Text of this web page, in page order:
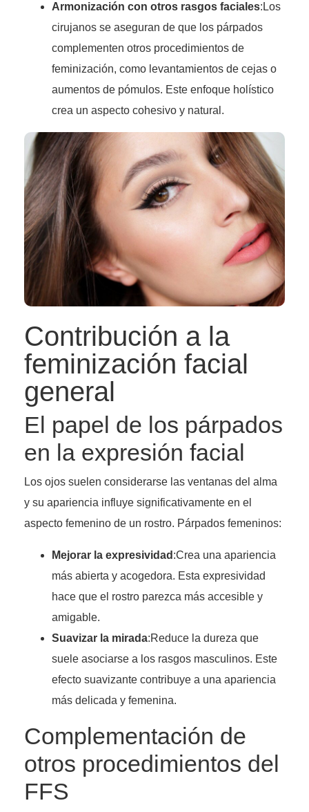
Armonización con otros rasgos faciales:Los
cirujanos se aseguran de que los párpados
complementen otros procedimientos de
feminización, como levantamientos de cejas o
aumentos de pómulos. Este enfoque holístico
crea un aspecto cohesivo y natural.
Contribución a la
feminización facial
general
El papel de los párpados
en la expresión facial
Los ojos suelen considerarse las ventanas del alma
y su apariencia influye significativamente en el
aspecto femenino de un rostro. Párpados femeninos:
Mejorar la expresividad :Crea una apariencia
más abierta y acogedora. Esta expresividad
hace que el rostro parezca más accesible y
amigable.
Suavizar la mirada:Reduce la dureza que
suele asociarse a los rasgos masculinos. Este
efecto suavizante contribuye a una apariencia
más delicada y femenina.
Complementación de
otros procedimientos del
FFS